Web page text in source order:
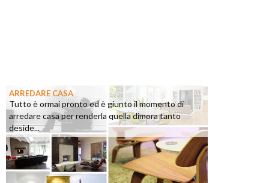
ARREDARE CASA
Tutto è ormai pronto ed è giunto il momento di
arredare casa per renderla quella dimora tanto
deside...